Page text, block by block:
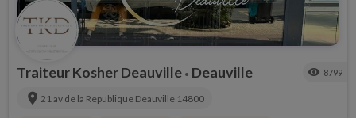
Traiteur Kosher Deauville • Deauville visibility 8799
location_on 21 av de la Republique Deauville 14800